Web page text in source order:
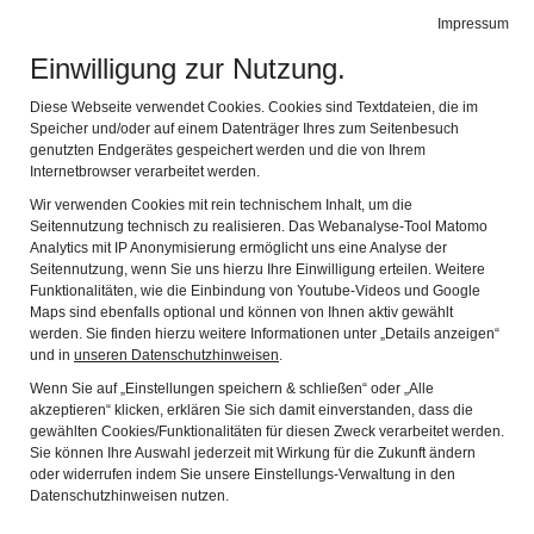
Impressum
Einwilligung zur Nutzung.
Diese Webseite verwendet Cookies. Cookies sind Textdateien, die im
Speicher und/oder auf einem Datenträger Ihres zum Seitenbesuch
genutzten Endgerätes gespeichert werden und die von Ihrem
Internetbrowser verarbeitet werden.
Wir verwenden Cookies mit rein technischem Inhalt, um die
Seitennutzung technisch zu realisieren. Das Webanalyse-Tool Matomo
Analytics mit IP Anonymisierung ermöglicht uns eine Analyse der
Seitennutzung, wenn Sie uns hierzu Ihre Einwilligung erteilen. Weitere
Funktionalitäten, wie die Einbindung von Youtube-Videos und Google
Maps sind ebenfalls optional und können von Ihnen aktiv gewählt
werden. Sie finden hierzu weitere Informationen unter „Details anzeigen“
und in unseren Datenschutzhinweisen.
Wenn Sie auf „Einstellungen speichern & schließen“ oder „Alle
akzeptieren“ klicken, erklären Sie sich damit einverstanden, dass die
gewählten Cookies/Funktionalitäten für diesen Zweck verarbeitet werden.
Sie können Ihre Auswahl jederzeit mit Wirkung für die Zukunft ändern
oder widerrufen indem Sie unsere Einstellungs-Verwaltung in den
Datenschutzhinweisen nutzen.
SONDERAUSSTELLUNG 2018
ACHTHAL - SO WAR'S AMOI UND A SO IS
HEIT!